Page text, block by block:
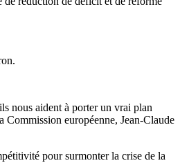
.
nous aident à porter un vrai plan
Commission européenne, Jean-Claude
pour surmonter la crise de la